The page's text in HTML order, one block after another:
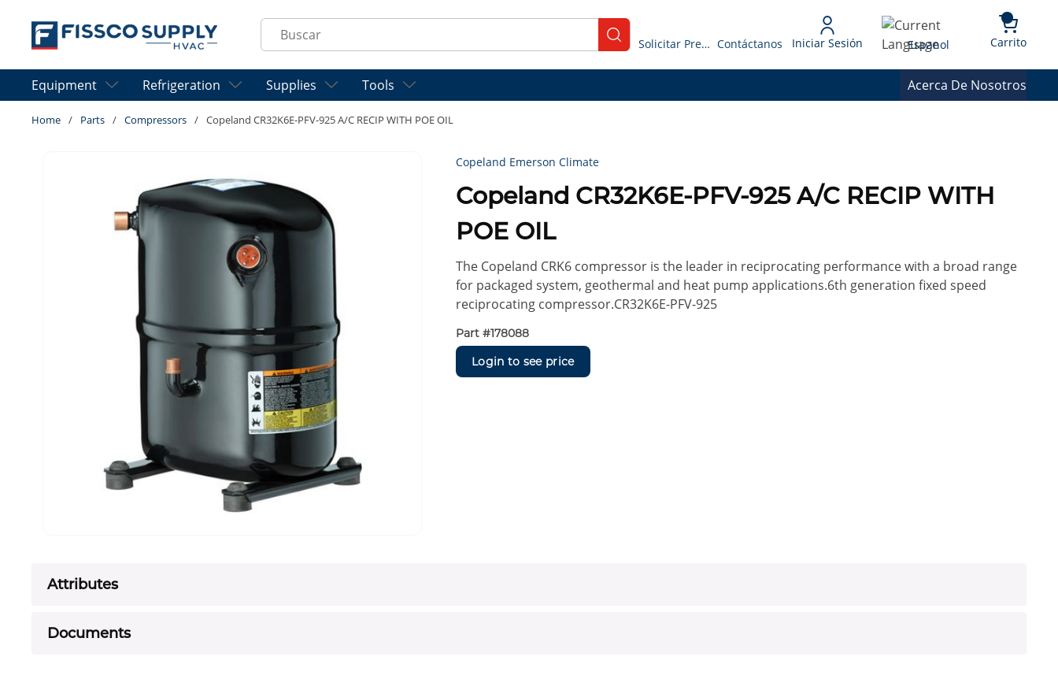
Skip to main content
Site Search
submit search
Solicitar Presupuesto Contáctanos Iniciar Sesión Language
Espanol Carrito{0}
Equipment Refrigeration Supplies Tools Acerca De Nosotros
Home / Parts / Compressors / Copeland CR32K6E-PFV-925 A/C RECIP WITH POE OIL
Copeland Emerson Climate
Copeland CR32K6E-PFV-925 A/C RECIP WITH
POE OIL
The Copeland CRK6 compressor is the leader in reciprocating performance with a broad range
for packaged system, geothermal and heat pump applications.6th generation fixed speed
reciprocating compressor.CR32K6E-PFV-925
Part #178088
Login to see price
Attributes
Documents